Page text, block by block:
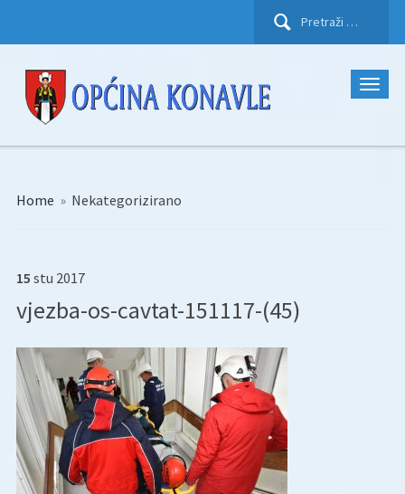
Pretraži:
Home » Nekategorizirano
15 stu 2017
vjezba-os-cavtat-151117-(45)